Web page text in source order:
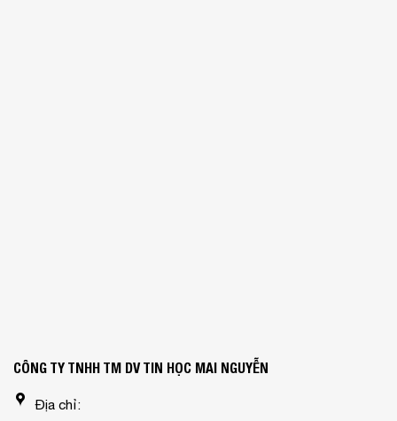
CÔNG TY TNHH TM DV TIN HỌC MAI NGUYỄN
Địa chỉ: